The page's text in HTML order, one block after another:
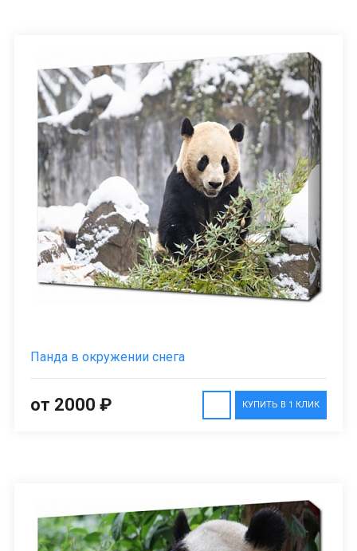
Панда в окружении снега
КУПИТЬ В 1 КЛИК
от 2000 ₽